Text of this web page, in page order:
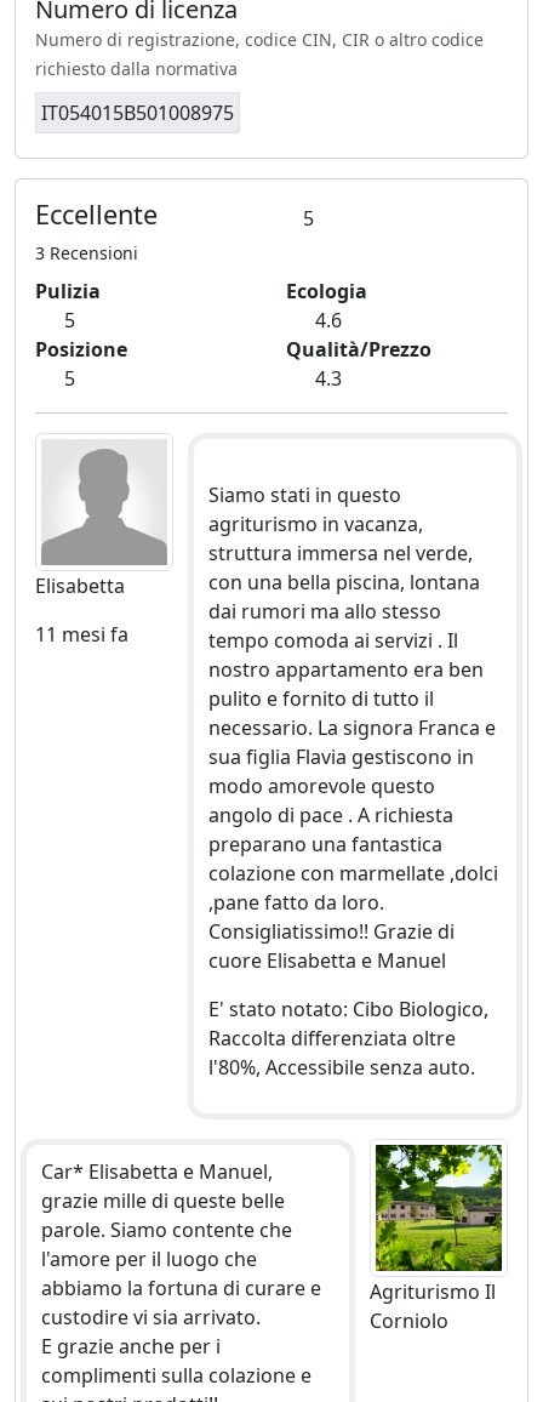
Numero di licenza
Numero di registrazione, codice CIN, CIR o altro codice
richiesto dalla normativa
IT054015B501008975
Eccellente 5
3 Recensioni
Pulizia
5
Ecologia
4.6
Posizione
5
Qualità/Prezzo
4.3
Elisabetta
11 mesi fa
Siamo stati in questo
agriturismo in vacanza,
struttura immersa nel verde,
con una bella piscina, lontana
dai rumori ma allo stesso
tempo comoda ai servizi . Il
nostro appartamento era ben
pulito e fornito di tutto il
necessario. La signora Franca e
sua figlia Flavia gestiscono in
modo amorevole questo
angolo di pace . A richiesta
preparano una fantastica
colazione con marmellate ,dolci
,pane fatto da loro.
Consigliatissimo!! Grazie di
cuore Elisabetta e Manuel
E' stato notato: Cibo Biologico,
Raccolta differenziata oltre
l'80%, Accessibile senza auto.
Car* Elisabetta e Manuel,
grazie mille di queste belle
parole. Siamo contente che
l'amore per il luogo che
abbiamo la fortuna di curare e
custodire vi sia arrivato.
E grazie anche per i
complimenti sulla colazione e
Agriturismo Il
Corniolo